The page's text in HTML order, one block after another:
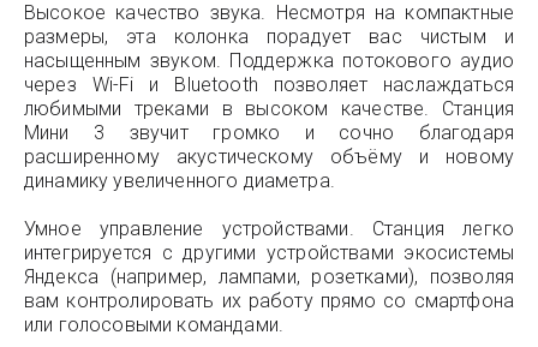
Высокое качество звука. Несмотря на компактные
размеры, эта колонка порадует вас чистым и
насыщенным звуком. Поддержка потокового аудио
через Wi-Fi и Bluetooth позволяет наслаждаться
любимыми треками в высоком качестве. Станция
Мини 3 звучит громко и сочно благодаря
расширенному акустическому объёму и новому
динамику увеличенного диаметра.
Умное управление устройствами. Станция легко
интегрируется с другими устройствами экосистемы
Яндекса (например, лампами, розетками), позволяя
вам контролировать их работу прямо со смартфона
или голосовыми командами.